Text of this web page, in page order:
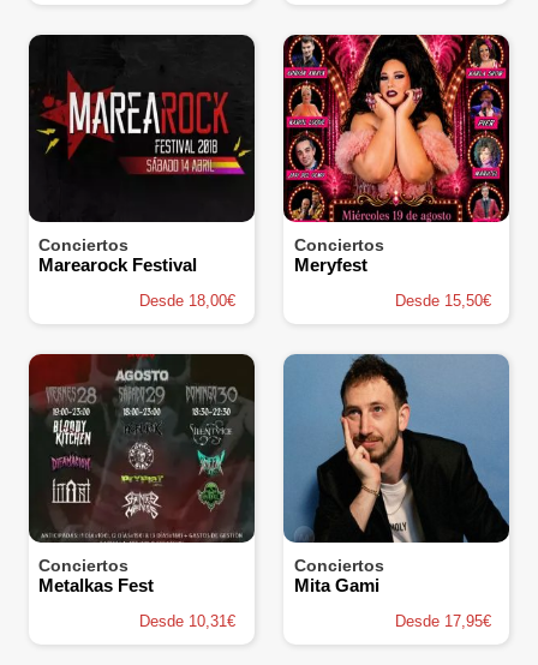
Conciertos
Marearock Festival
Desde 18,00€
Conciertos
Meryfest
Desde 15,50€
Conciertos
Metalkas Fest
Desde 10,31€
Conciertos
Mita Gami
Desde 17,95€